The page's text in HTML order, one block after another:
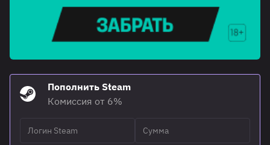
Пополнить Steam
Комиссия от 6%